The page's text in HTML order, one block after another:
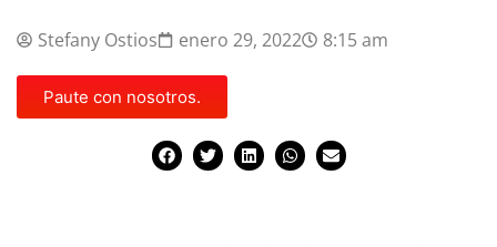
Stefany Ostios enero 29, 2022 8:15 am
Paute con nosotros.